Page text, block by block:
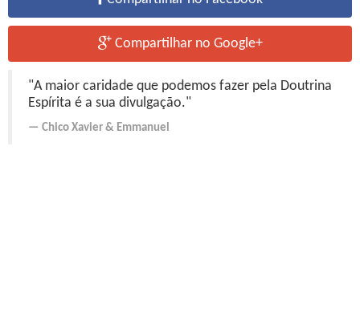
Compartilhar no Google+
"A maior caridade que podemos fazer pela Doutrina
Espírita é a sua divulgação."
Chico Xavier & Emmanuel